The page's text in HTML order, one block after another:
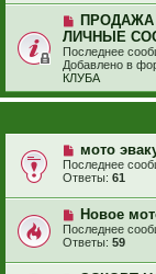
ПРОДАЖА
ЛИЧНЫЕ
Последнее
Добавлено в
КЛУБА
мото
Последнее
Ответы: 61
Новое
Последнее
Ответы: 59